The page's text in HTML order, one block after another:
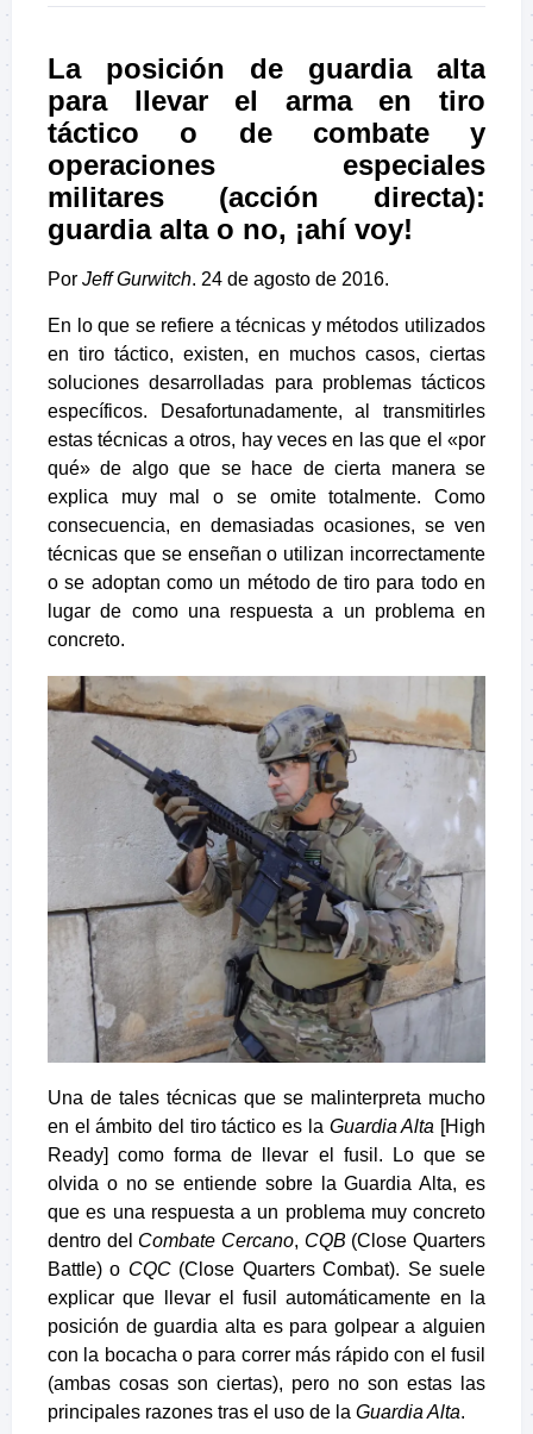
La posición de guardia alta
para llevar el arma en tiro
táctico o de combate y
operaciones especiales
militares (acción directa):
guardia alta o no, ¡ahí voy!
Por Jeff Gurwitch. 24 de agosto de 2016.
En lo que se refiere a técnicas y métodos utilizados
en tiro táctico, existen, en muchos casos, ciertas
soluciones desarrolladas para problemas tácticos
específicos. Desafortunadamente, al transmitirles
estas técnicas a otros, hay veces en las que el «por
qué» de algo que se hace de cierta manera se
explica muy mal o se omite totalmente. Como
consecuencia, en demasiadas ocasiones, se ven
técnicas que se enseñan o utilizan incorrectamente
o se adoptan como un método de tiro para todo en
lugar de como una respuesta a un problema en
concreto.
Una de tales técnicas que se malinterpreta mucho
en el ámbito del tiro táctico es la Guardia Alta [High
Ready] como forma de llevar el fusil. Lo que se
olvida o no se entiende sobre la Guardia Alta, es
que es una respuesta a un problema muy concreto
dentro del Combate Cercano, CQB (Close Quarters
Battle) o CQC(Close Quarters Combat). Se suele
explicar que llevar el fusil automáticamente en la
posición de guardia alta es para golpear a alguien
con la bocacha o para correr más rápido con el fusil
(ambas cosas son ciertas), pero no son estas las
principales razones tras el uso de la Guardia Alta.